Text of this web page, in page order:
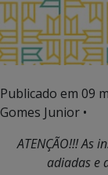
Publicado em 09
Gomes Junior •
ATENÇÃO!!! As
adiadas e